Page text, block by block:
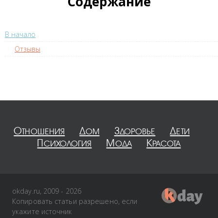
В начало
Отзывы
Отношения Дом Здоровье
Дети
Психология
Мода Красота
okday.ru, 2009 - 2026
Копировать статьи разрешено, если
укажите источник